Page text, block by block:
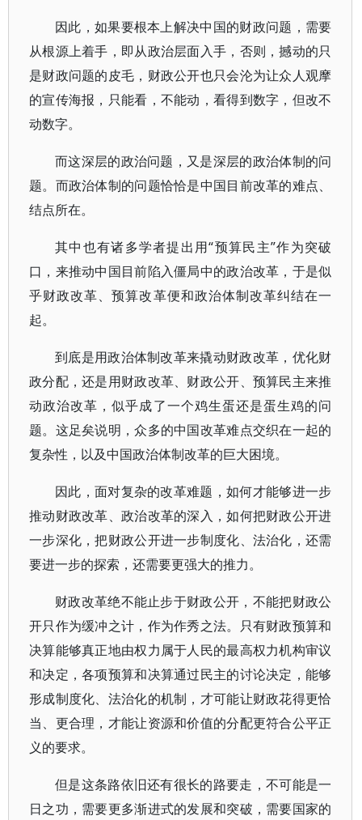
因此，如果要根本上解决中国的财政问题，需要
从根源上着手，即从政治层面入手，否则，撼动的只
是财政问题的皮毛，财政公开也只会沦为让众人观摩
的宣传海报，只能看，不能动，看得到数字，但改不
动数字。
而这深层的政治问题，又是深层的政治体制的问
题。而政治体制的问题恰恰是中国目前改革的难点、
结点所在。
其中也有诸多学者提出用“预算民主”作为突破
口，来推动中国目前陷入僵局中的政治改革，于是似
乎财政改革、预算改革便和政治体制改革纠结在一
起。
到底是用政治体制改革来撬动财政改革，优化财
政分配，还是用财政改革、财政公开、预算民主来推
动政治改革，似乎成了一个鸡生蛋还是蛋生鸡的问
题。这足矣说明，众多的中国改革难点交织在一起的
复杂性，以及中国政治体制改革的巨大困境。
因此，面对复杂的改革难题，如何才能够进一步
推动财政改革、政治改革的深入，如何把财政公开进
一步深化，把财政公开进一步制度化、法治化，还需
要进一步的探索，还需要更强大的推力。
财政改革绝不能止步于财政公开，不能把财政公
开只作为缓冲之计，作为作秀之法。只有财政预算和
决算能够真正地由权力属于人民的最高权力机构审议
和决定，各项预算和决算通过民主的讨论决定，能够
形成制度化、法治化的机制，才可能让财政花得更恰
当、更合理，才能让资源和价值的分配更符合公平正
义的要求。
但是这条路依旧还有很长的路要走，不可能是一
日之功，需要更多渐进式的发展和突破，需要国家的